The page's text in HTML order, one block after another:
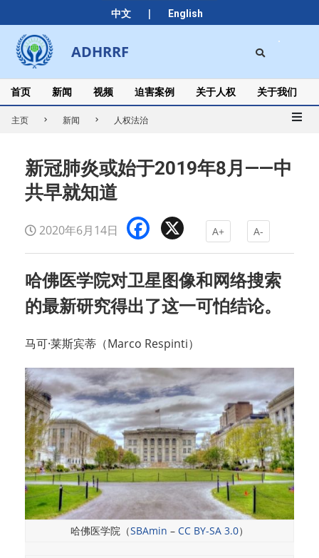
中文 | English
to
content
ADHRRF
Secondary
Navigation
Menu
首页 新闻 视频 迫害案例 关于人权 关于我们
主页 新闻 人权法治
新冠肺炎或始于2019年8月——中
共早就知道
2020年6月14日 Facebook A+ A-
哈佛医学院对卫星图像和网络搜索
的最新研究得出了这一可怕结论。
马可·莱斯宾蒂（Marco Respinti）
哈佛医学院（SBAmin – CC BY-SA 3.0）